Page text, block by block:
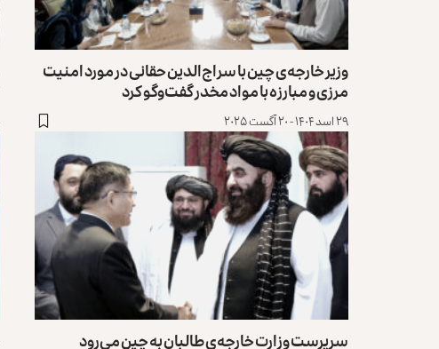
وزیر خارجه‌‌ی چین با سراج‌الدین حقانی در مورد امنیت
مرزی و مبارزه با مواد مخدر گفت‌وگو کرد
۲۹ اسد ۱۴۰۴ - ۲۰ آگست ۲۰۲۵
سرپرست وزارت خارجه‌‌ی طالبان به چین می‌رود